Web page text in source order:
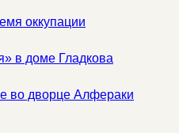
оккупации
в доме Гладкова
во дворце Алфераки